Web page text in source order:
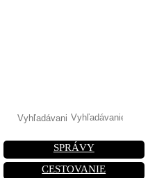
SPRÁVY
CESTOVANIE